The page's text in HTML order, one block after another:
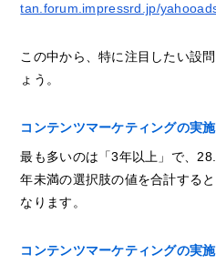
tan.forum.impressrd.jp/
この中から、特に注目したい設
ょう。
コンテンツマーケティングの実
最も多いのは「3年以上」で、
年未満の選択肢の値を合計する
なります。
コンテンツマーケティングの実